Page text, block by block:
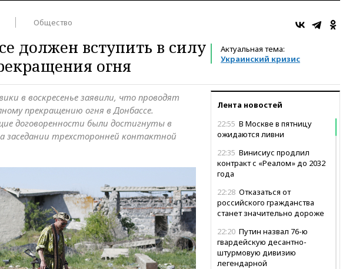
Общество
Актуальная тема:
Украинский кризис
должен вступить в силу
огня
Лента новостей
22:55 В Москве в пятницу
ожидаются ливни
22:35 Винисиус продлил
контракт с «Реалом» до 2032
года
22:28 Отказаться от
российского гражданства
станет значительно дороже
22:20 Путин назвал 76-ю
гвардейскую десантно-
штурмовую дивизию
легендарной
в воскресенье заявили, что проводят
прекращению огня в Донбассе.
договоренности были достигнуты в
заседании трехсторонней контактной